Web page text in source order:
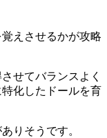
えさせるかが攻略
せてバランスよく
化したドールを育
りそうです。